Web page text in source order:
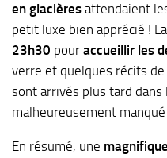
en glacières attendaient
petit luxe bien apprécié !
23h30 pour accueillir les
verre et quelques récits
sont arrivés plus tard
malheureusement
En résumé, une